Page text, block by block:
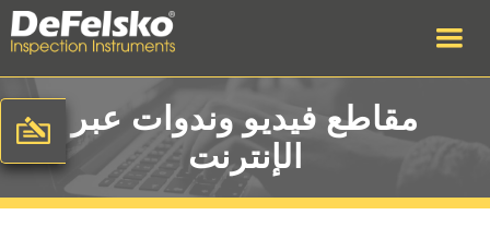
مقاطع فيديو وندوات عبر
الإنترنت